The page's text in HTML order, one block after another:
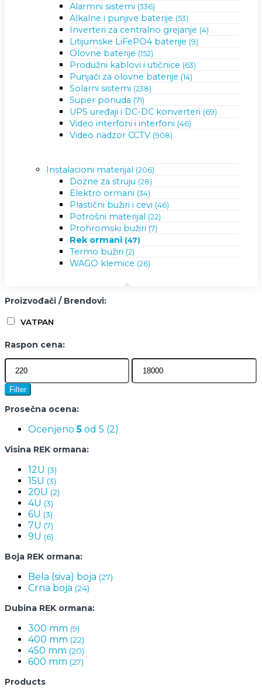
Alarmni sistemi (336)
Alkalne i punjive baterije (53)
Inverteri za centralno grejanje (4)
Litijumske LiFePO4 baterije (9)
Olovne baterije (152)
Produžni kablovi i utičnice (63)
Punjači za olovne baterije (14)
Solarni sistemi (238)
Super ponuda (71)
UPS uređaji i DC-DC konverteri (69)
Video interfoni i interfoni (46)
Video nadzor CCTV (908)
Instalacioni materijal (206)
Dozne za struju (28)
Elektro ormani (34)
Plastični bužiri i cevi (46)
Potrošni materijal (22)
Prohromski bužiri (7)
Rek ormani (47)
Termo bužiri (2)
WAGO klemice (26)
Proizvođači / Brendovi:
VATPAN
Raspon cena:
Filter
Prosečna ocena:
Ocenjeno5 od 5 (2)
Visina REK ormana:
12U (3)
15U (3)
20U (2)
4U (3)
6U (3)
7U (7)
9U (6)
Boja REK ormana:
Bela (siva) boja (27)
Crna boja (24)
Dubina REK ormana:
300 mm (9)
400 mm (22)
450 mm (20)
600 mm (27)
Products